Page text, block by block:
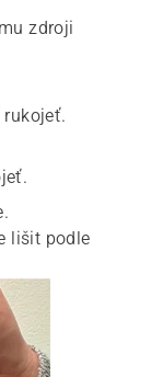
zdroji
lišit podle